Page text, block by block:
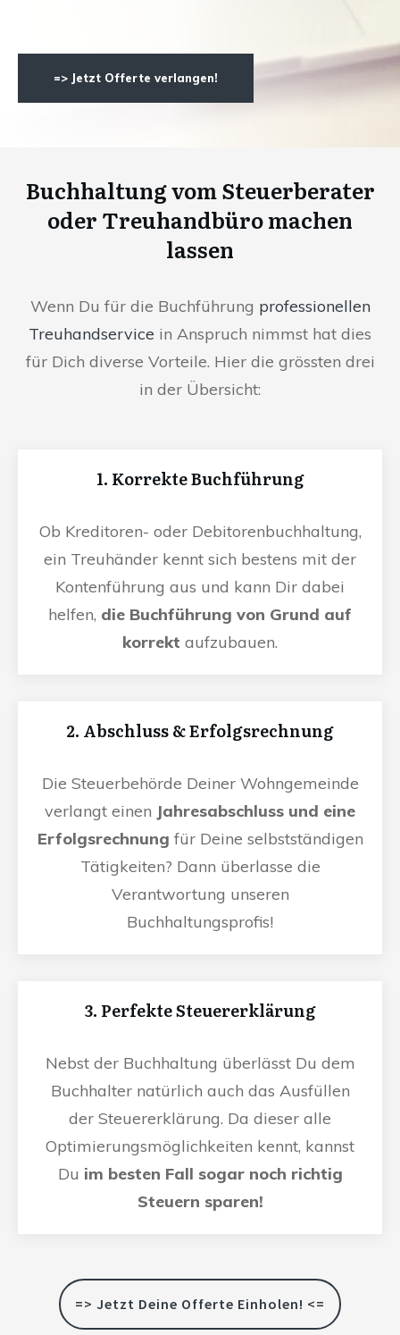
=> Jetzt Offerte verlangen!
Buchhaltung vom Steuerberater
oder Treuhandbüro machen
lassen
Wenn Du für die Buchführung professionellen
Treuhandservice in Anspruch nimmst hat dies
für Dich diverse Vorteile. Hier die grössten drei
in der Übersicht:
1. Korrekte Buchführung
Ob Kreditoren- oder Debitorenbuchhaltung,
ein Treuhänder kennt sich bestens mit der
Kontenführung aus und kann Dir dabei
helfen, die Buchführung von Grund auf
korrekt aufzubauen.
2. Abschluss & Erfolgsrechnung
Die Steuerbehörde Deiner Wohngemeinde
verlangt einen Jahresabschluss und eine
Erfolgsrechnung für Deine selbstständigen
Tätigkeiten? Dann überlasse die
Verantwortung unseren
Buchhaltungsprofis!
3. Perfekte Steuererklärung
Nebst der Buchhaltung überlässt Du dem
Buchhalter natürlich auch das Ausfüllen
der Steuererklärung. Da dieser alle
Optimierungsmöglichkeiten kennt, kannst
Du im besten Fall sogar noch richtig
Steuern sparen!
=> Jetzt Deine Offerte Einholen! <=